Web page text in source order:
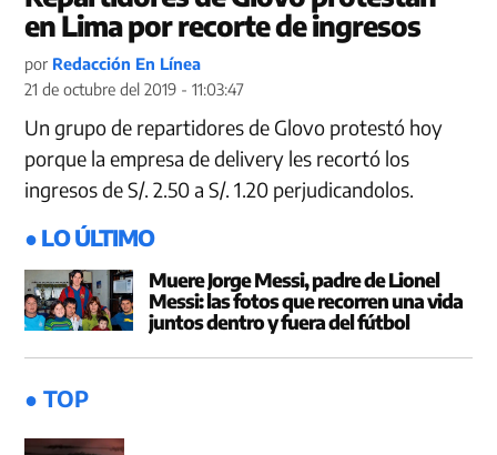
en Lima por recorte de ingresos
por Redacción En Línea
21 de octubre del 2019 - 11:03:47
Un grupo de repartidores de Glovo protestó hoy
porque la empresa de delivery les recortó los
ingresos de S/. 2.50 a S/. 1.20 perjudicandolos.
● LO ÚLTIMO
Muere Jorge Messi, padre de Lionel
Messi: las fotos que recorren una vida
juntos dentro y fuera del fútbol
● TOP